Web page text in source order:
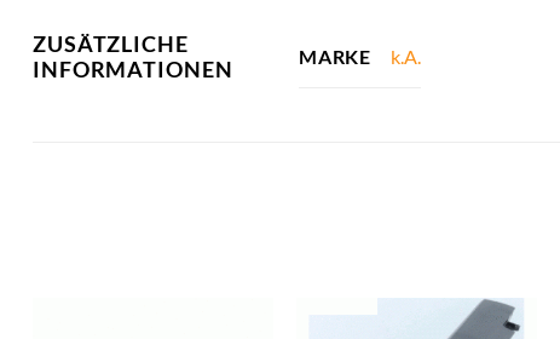
ZUSÄTZLICHE
INFORMATIONEN
MARKE k.A.